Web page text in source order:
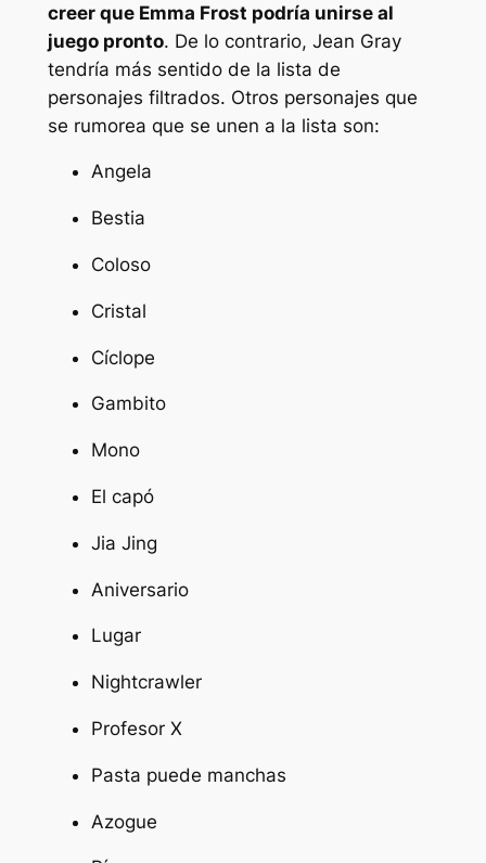
creer que Emma Frost podría unirse al
juego pronto. De lo contrario, Jean Gray
tendría más sentido de la lista de
personajes filtrados. Otros personajes que
se rumorea que se unen a la lista son:
Angela
Bestia
Coloso
Cristal
Cíclope
Gambito
Mono
El capó
Jia Jing
Aniversario
Lugar
Nightcrawler
Profesor X
Pasta puede manchas
Azogue